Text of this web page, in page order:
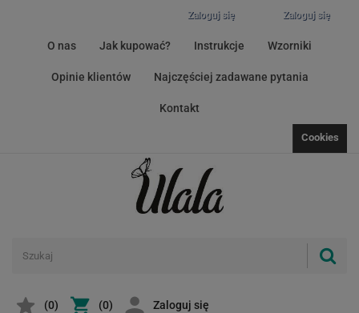
Zaloguj się
Zaloguj się
O nas Jak kupować? Instrukcje Wzorniki
Opinie klientów Najczęściej zadawane pytania
Kontakt
Cookies
(0) (0) Zaloguj się